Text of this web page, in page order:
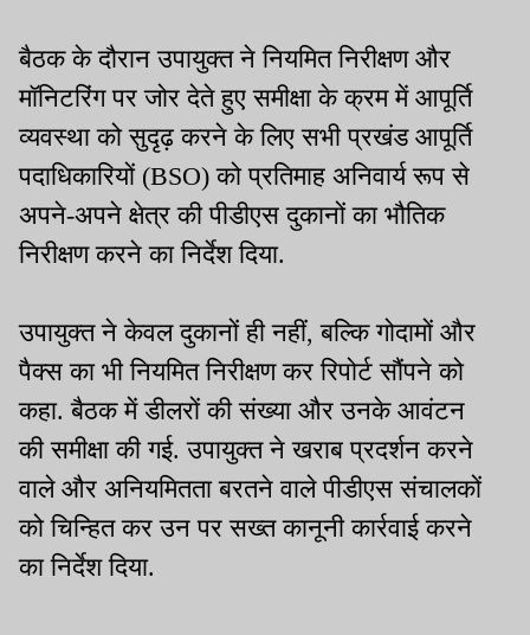
बैठक के दौरान उपायुक्त ने नियमित निरीक्षण और
मॉनिटरिंग पर जोर देते हुए समीक्षा के क्रम में आपूर्ति
व्यवस्था को सुदृढ़ करने के लिए सभी प्रखंड आपूर्ति
पदाधिकारियों (BSO) को प्रतिमाह अनिवार्य रूप से
अपने-अपने क्षेत्र की पीडीएस दुकानों का भौतिक
निरीक्षण करने का निर्देश दिया.
उपायुक्त ने केवल दुकानों ही नहीं, बल्कि गोदामों और
पैक्स का भी नियमित निरीक्षण कर रिपोर्ट सौंपने को
कहा. बैठक में डीलरों की संख्या और उनके आवंटन
की समीक्षा की गई. उपायुक्त ने खराब प्रदर्शन करने
वाले और अनियमितता बरतने वाले पीडीएस संचालकों
को चिन्हित कर उन पर सख्त कानूनी कार्रवाई करने
का निर्देश दिया.